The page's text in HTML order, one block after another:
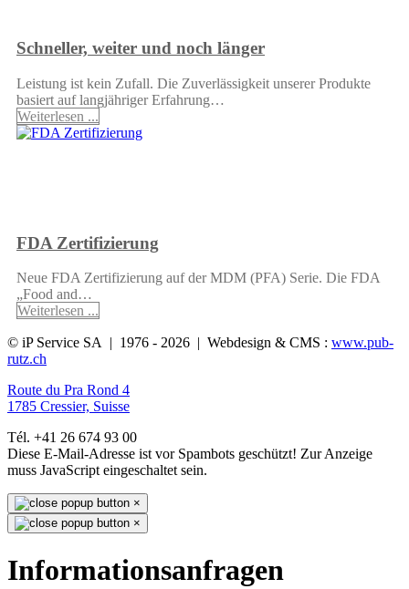
Schneller, weiter und noch länger
Leistung ist kein Zufall. Die Zuverlässigkeit unserer Produkte
basiert auf langjähriger Erfahrung…
Weiterlesen ...
FDA Zertifizierung
Neue FDA Zertifizierung auf der MDM (PFA) Serie. Die FDA
„Food and…
Weiterlesen ...
© iP Service SA | 1976 - 2026 | Webdesign & CMS : www.pub-
rutz.ch
Route du Pra Rond 4
1785 Cressier, Suisse
Tél. +41 26 674 93 00
Diese E-Mail-Adresse ist vor Spambots geschützt! Zur Anzeige
muss JavaScript eingeschaltet sein.
×
×
Informationsanfragen